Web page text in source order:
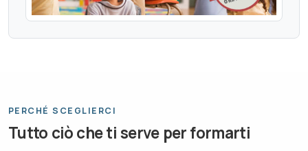
PERCHÉ SCEGLIERCI
Tutto ciò che ti serve per formarti